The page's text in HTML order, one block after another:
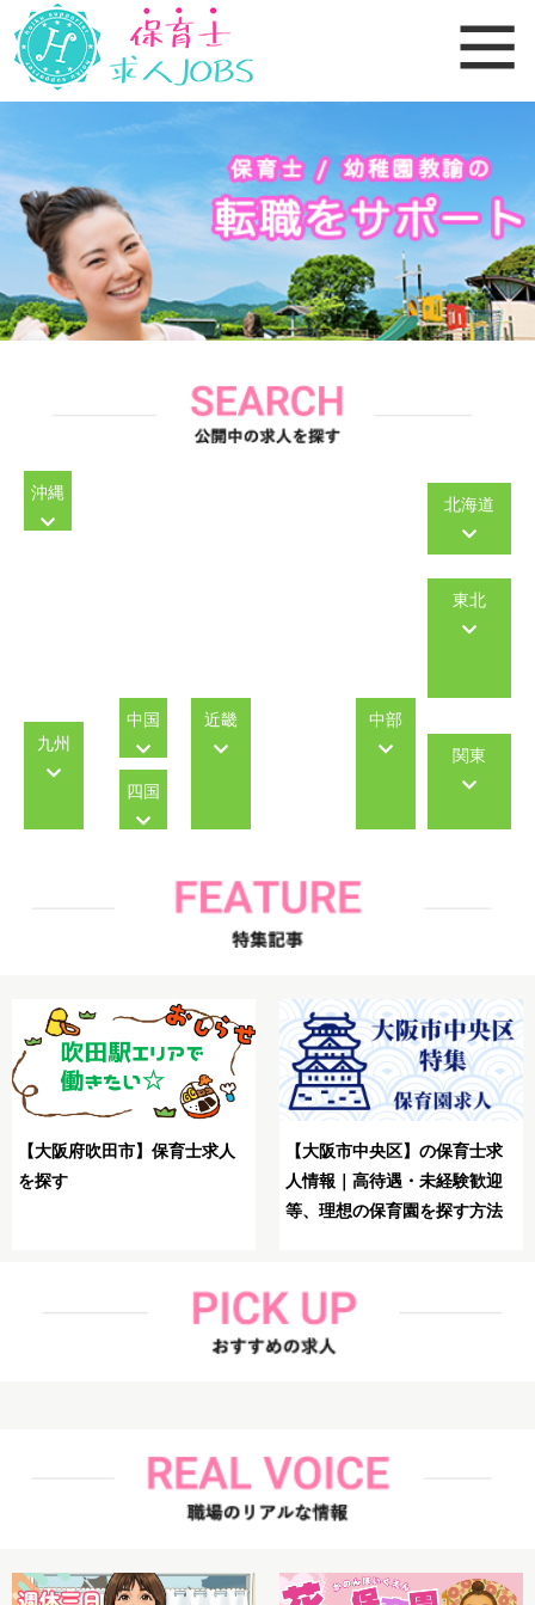
北海道
東北
関東
中部
近畿
中国
四国
九州
沖縄
【大阪市鶴見区】保育士が理
想の求人を探す方法解説
【大阪市生野区】保育士が理
想の求人を探す方法